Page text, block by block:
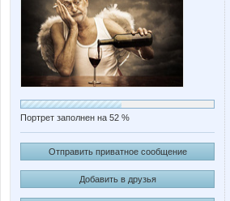
Портрет заполнен на 52 %
Отправить приватное сообщение
Добавить в друзья